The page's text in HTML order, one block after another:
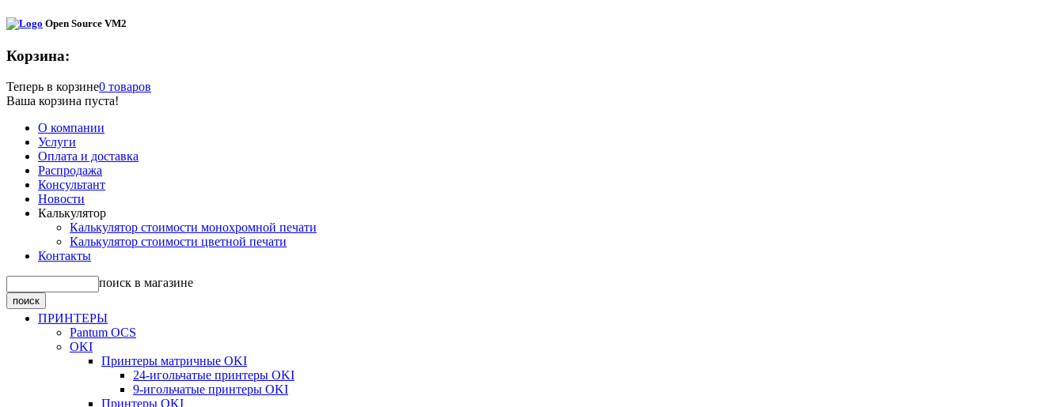
Open Source VM2
Корзина:
Теперь в корзине0 товаров
Ваша корзина пуста!
О компании
Услуги
Оплата и доставка
Распродажа
Консультант
Новости
Калькулятор
Калькулятор стоимости монохромной печати
Калькулятор стоимости цветной печати
Контакты
поиск в магазине
ПРИНТЕРЫ
Pantum OCS
OKI
Принтеры матричные OKI
24-игольчатые принтеры OKI
9-игольчатые принтеры OKI
Принтеры OKI